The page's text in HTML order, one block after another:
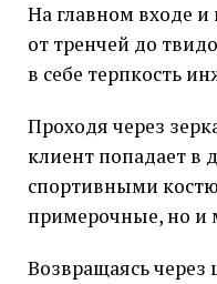
На главном входе и
от тренчей до
в себе терпкость
Проходя через
клиент попадает в
спортивными
примерочные, но и
Возвращаясь через